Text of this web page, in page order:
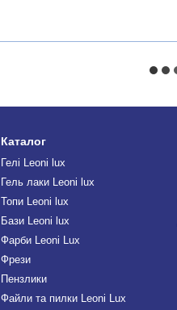
Каталог
Гелі Leoni lux
Гель лаки Leoni lux
Топи Leoni lux
Бази Leoni lux
Фарби Leoni Lux
Фрези
Пензлики
Файли та пилки Leoni Lux